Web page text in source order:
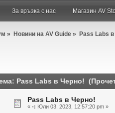
За връзка с нас Магазин AV
» Новини на AV Guide» Pass Labs
Pass Labs в Черно!
Pass Labs в Черно!
« -: Юли 03, 2023, 12:57:20 pm »